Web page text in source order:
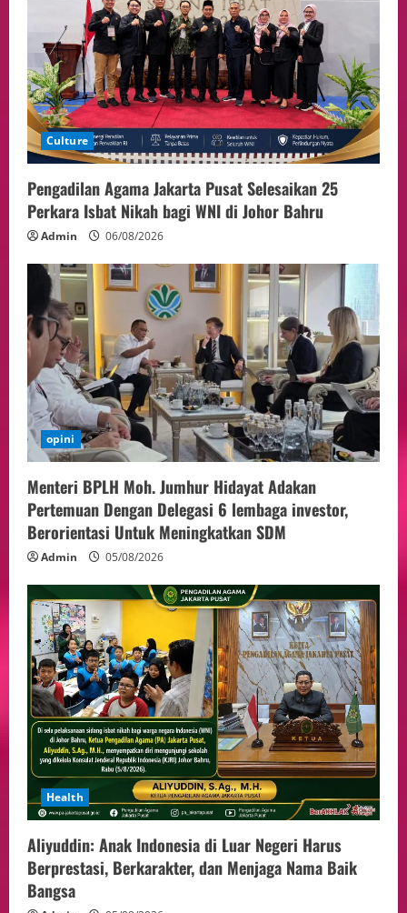
5
Politik
Presiden Prabowo dan PM Thailand
Sepakat Perkuat Stabilitas ketahan
ASEAN Melalui Penguatan Kerjasama
Kedua Negara.
04/08/2026
Culture
Pengadilan Agama Jakarta Pusat Selesaikan 25
Perkara Isbat Nikah bagi WNI di Johor Bahru
Admin 06/08/2026
opini
Menteri BPLH Moh. Jumhur Hidayat Adakan
Pertemuan Dengan Delegasi 6 lembaga investor,
Berorientasi Untuk Meningkatkan SDM
Admin 05/08/2026
Health
Aliyuddin: Anak Indonesia di Luar Negeri Harus
Berprestasi, Berkarakter, dan Menjaga Nama Baik
Bangsa